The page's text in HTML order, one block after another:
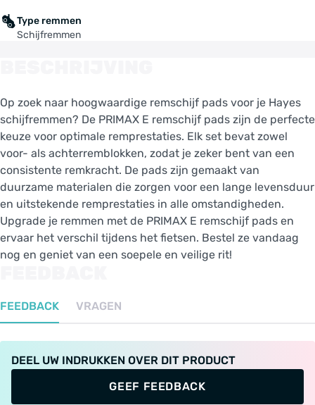
Type remmen
Schijfremmen
Op zoek naar hoogwaardige remschijf pads voor je Hayes
schijfremmen? De PRIMAX E remschijf pads zijn de perfecte
keuze voor optimale remprestaties. Elk set bevat zowel
voor- als achterremblokken, zodat je zeker bent van een
consistente remkracht. De pads zijn gemaakt van
duurzame materialen die zorgen voor een lange levensduur
en uitstekende remprestaties in alle omstandigheden.
Upgrade je remmen met de PRIMAX E remschijf pads en
ervaar het verschil tijdens het fietsen. Bestel ze vandaag
nog en geniet van een soepele en veilige rit!
FEEDBACK VRAGEN
DEEL UW INDRUKKEN OVER DIT PRODUCT
GEEF FEEDBACK